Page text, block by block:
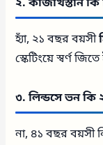
২. কাজাখস্তান কি
হ্যাঁ, ২১ বছর বয়সী
স্কেটিংয়ে স্বর্ণ
৩. লিন্ডসে ভন কি
না, ৪১ বছর বয়সী